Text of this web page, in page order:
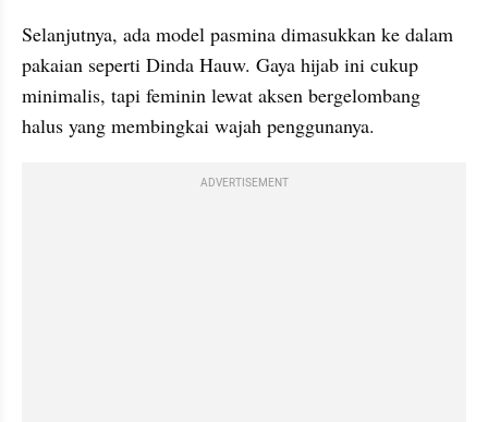
Selanjutnya, ada model pasmina dimasukkan ke dalam
pakaian seperti Dinda Hauw. Gaya hijab ini cukup
minimalis, tapi feminin lewat aksen bergelombang
halus yang membingkai wajah penggunanya.
ADVERTISEMENT